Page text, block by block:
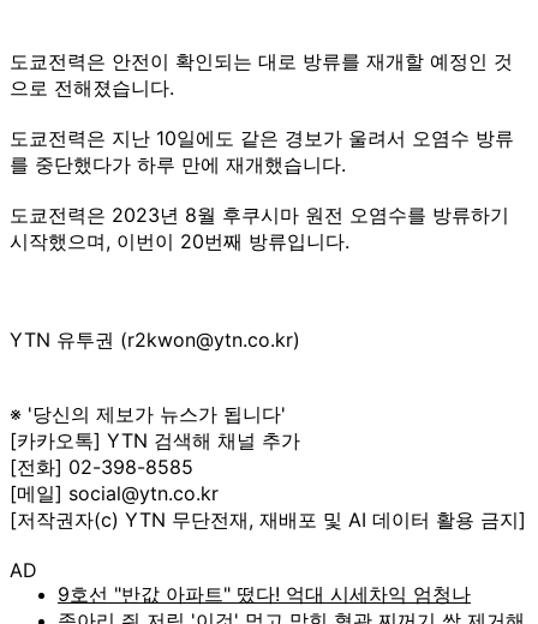
도쿄전력은 안전이 확인되는 대로 방류를 재개할 예정인 것
으로 전해졌습니다.
도쿄전력은 지난 10일에도 같은 경보가 울려서 오염수 방류
를 중단했다가 하루 만에 재개했습니다.
도쿄전력은 2023년 8월 후쿠시마 원전 오염수를 방류하기
시작했으며, 이번이 20번째 방류입니다.
YTN 유투권 (r2kwon@ytn.co.kr)
※ '당신의 제보가 뉴스가 됩니다'
[카카오톡] YTN 검색해 채널 추가
[전화] 02-398-8585
[메일] social@ytn.co.kr
[저작권자(c) YTN 무단전재, 재배포 및 AI 데이터 활용 금지]
AD